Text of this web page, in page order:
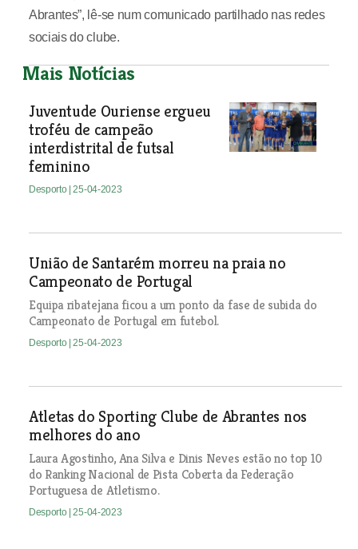
Abrantes”, lê-se num comunicado partilhado nas redes
sociais do clube.
Mais Notícias
Juventude Ouriense ergueu
troféu de campeão
interdistrital de futsal
feminino
Desporto | 25-04-2023
União de Santarém morreu na praia no
Campeonato de Portugal
Equipa ribatejana ficou a um ponto da fase de subida do
Campeonato de Portugal em futebol.
Desporto | 25-04-2023
Atletas do Sporting Clube de Abrantes nos
melhores do ano
Laura Agostinho, Ana Silva e Dinis Neves estão no top 10
do Ranking Nacional de Pista Coberta da Federação
Portuguesa de Atletismo.
Desporto | 25-04-2023